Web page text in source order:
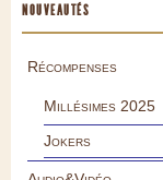
NOUVEAUTÉS
Récompenses
Millésimes 2025
Jokers